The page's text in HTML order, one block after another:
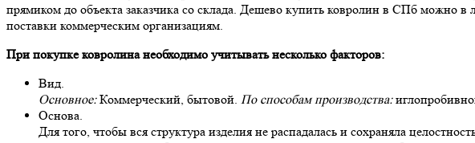
прямиком до объекта заказчика со склада. Дешево купить ковролин в СПб можно
поставки коммерческим организациям.
При покупке ковролина необходимо учитывать несколько факторов:
Вид.
Основное:Коммерческий, бытовой. По способам производства:
Основа.
Для того, чтобы вся структура изделия не распадалась и сохраняла